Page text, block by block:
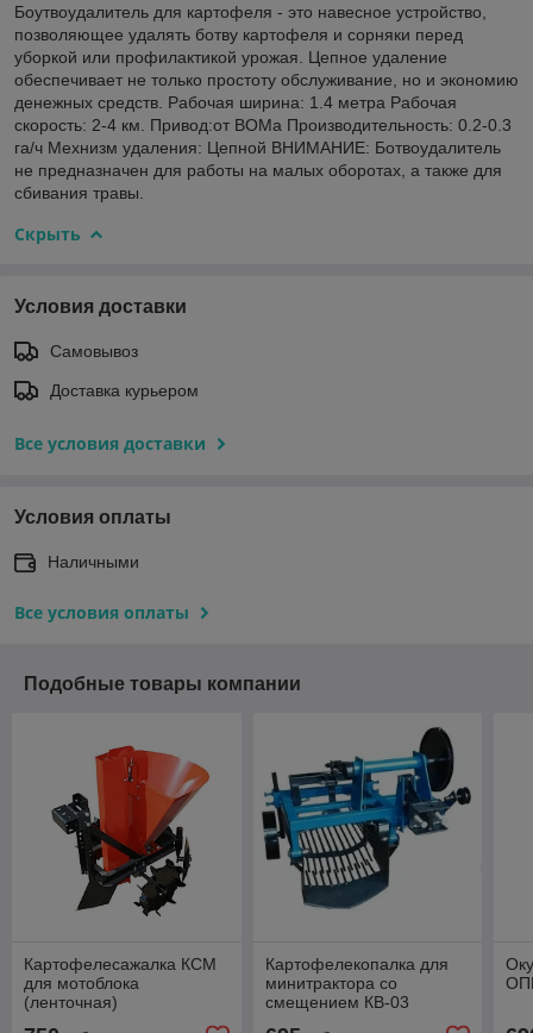
Боутвоудалитель для картофеля - это навесное устройство,
позволяющее удалять ботву картофеля и сорняки перед
уборкой или профилактикой урожая. Цепное удаление
обеспечивает не только простоту обслуживание, но и экономию
денежных средств. Рабочая ширина: 1.4 метра Рабочая
скорость: 2-4 км. Привод:от ВОМа Производительность: 0.2-0.3
га/ч Мехнизм удаления: Цепной ВНИМАНИЕ: Ботвоудалитель
не предназначен для работы на малых оборотах, а также для
сбивания травы.
Скрыть
Условия доставки
Самовывоз
Доставка курьером
Все условия доставки
Условия оплаты
Наличными
Все условия оплаты
Подобные товары компании
Картофелесажалка КСМ
для мотоблока
(ленточная)
Картофелекопалка для
минитрактора со
смещением КВ-03